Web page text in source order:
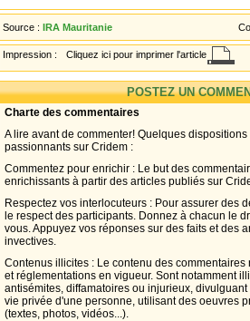
Source : IRA Mauritanie
Impression : Cliquez ici pour imprimer l'article
POSTEZ UN
Charte des commentaires
A lire avant de commenter! Quelques
passionnants sur Cridem :
Commentez pour enrichir : Le but des
enrichissants à partir des articles publiés sur
Respectez vos interlocuteurs : Pour assurer des
le respect des participants. Donnez à chacun le
vous. Appuyez vos réponses sur des faits et des
invectives.
Contenus illicites : Le contenu des
et réglementations en vigueur. Sont notamment
antisémites, diffamatoires ou injurieux,
vie privée d'une personne, utilisant des oeuvres
(textes, photos, vidéos...).